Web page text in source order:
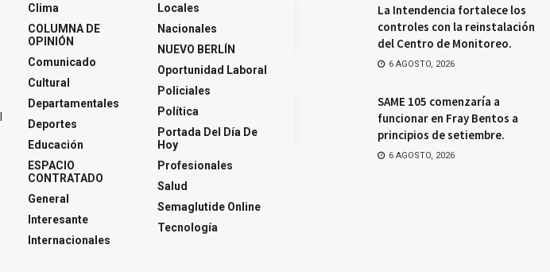
Clima
COLUMNA DE
OPINIÓN
Comunicado
Cultural
Departamentales
Deportes
Educación
ESPACIO
CONTRATADO
General
Interesante
Internacionales
Locales
Nacionales
NUEVO BERLÍN
Oportunidad Laboral
Policiales
Política
Portada Del Día De
Hoy
Profesionales
Salud
Semaglutide Online
Tecnología
La Intendencia fortalece los
controles con la reinstalación
del Centro de Monitoreo.
6 AGOSTO, 2026
SAME 105 comenzaría a
funcionar en Fray Bentos a
principios de setiembre.
6 AGOSTO, 2026